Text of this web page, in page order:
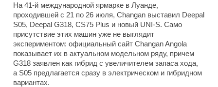
На 41-й международной ярмарке в Луанде,
проходившей с 21 по 26 июля, Changan выставил Deepal
S05, Deepal G318, CS75 Plus и новый UNI-S. Само
присутствие этих машин уже не выглядит
экспериментом: официальный сайт Changan Angola
показывает их в актуальном модельном ряду, причем
G318 заявлен как гибрид с увеличителем запаса хода,
а S05 предлагается сразу в электрическом и гибридном
вариантах.